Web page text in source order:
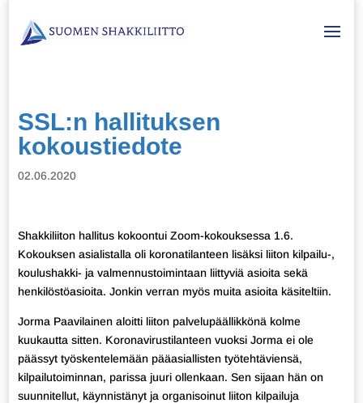
SSL:n hallituksen
kokoustiedote
02.06.2020
Shakkiliiton hallitus kokoontui Zoom-kokouksessa 1.6.
Kokouksen asialistalla oli koronatilanteen lisäksi liiton kilpailu-,
koulushakki- ja valmennustoimintaan liittyviä asioita sekä
henkilöstöasioita. Jonkin verran myös muita asioita käsiteltiin.
Jorma Paavilainen aloitti liiton palvelupäällikkönä kolme
kuukautta sitten. Koronavirustilanteen vuoksi Jorma ei ole
päässyt työskentelemään pääasiallisten työtehtäviensä,
kilpailutoiminnan, parissa juuri ollenkaan. Sen sijaan hän on
suunnitellut, käynnistänyt ja organisoinut liiton kilpailuja